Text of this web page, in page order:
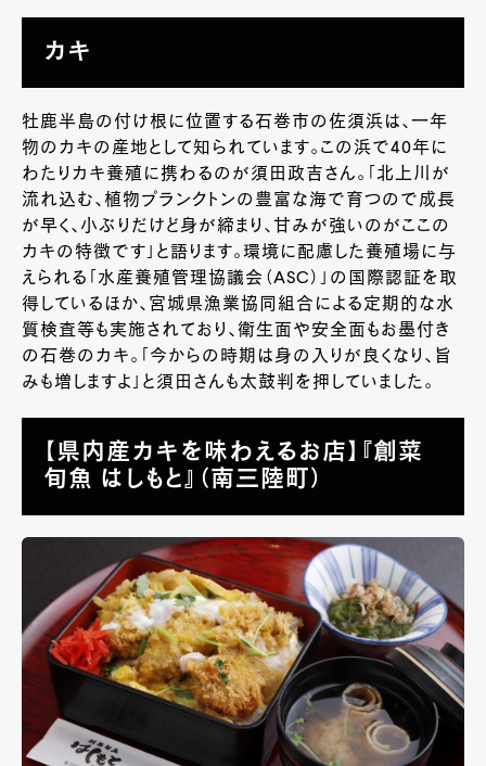
カキ
牡鹿半島の付け根に位置する石巻市の佐須浜は、一年
物のカキの産地として知られています。この浜で40年に
わたりカキ養殖に携わるのが須田政吉さん。「北上川が
流れ込む、植物プランクトンの豊富な海で育つので成⾧
が早く、小ぶりだけど身が締まり、甘みが強いのがここの
カキの特徴です」と語ります。環境に配慮した養殖場に与
えられる「水産養殖管理協議会（ASC）」の国際認証を取
得しているほか、宮城県漁業協同組合による定期的な水
質検査等も実施されており、衛生面や安全面もお墨付き
の石巻のカキ。「今からの時期は身の入りが良くなり、旨
みも増しますよ」と須田さんも太鼓判を押していました。
【県内産カキを味わえるお店】『創菜
旬魚 はしもと』（南三陸町）